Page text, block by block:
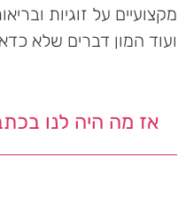
מקצועיים על זוגיות
ועוד המון דברים שלא
אז מה היה לנו